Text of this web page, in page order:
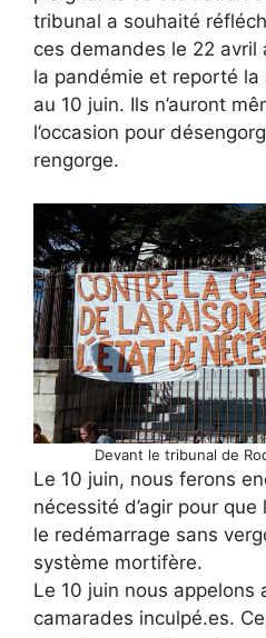
tribunal a souhaité
ces demandes le 22 avril
la pandémie et reporté la
au 10 juin. Ils n’auront
l’occasion pour
rengorge.
Devant le tribunal de
Le 10 juin, nous ferons
nécessité d’agir pour que
le redémarrage sans
système mortifère.
Le 10 juin nous appelons
camarades inculpé.es.